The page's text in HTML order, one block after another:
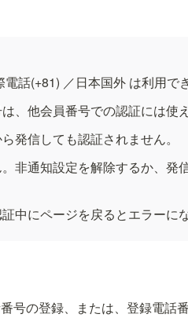
話(+81) ／日本国外 は利用で
、他会員番号での認証には使え
発信しても認証されません。
非通知設定を解除するか、発
中にページを戻るとエラーに
号の登録、または、登録電話